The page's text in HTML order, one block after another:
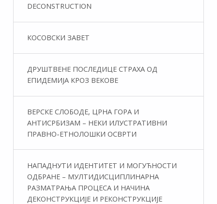
DECONSTRUCTION
КОСОВСКИ ЗАВЕТ
ДРУШТВЕНЕ ПОСЛЕДИЦЕ СТРАХА ОД
ЕПИДЕМИЈА КРОЗ ВЕКОВЕ
ВЕРСКЕ СЛОБОДЕ, ЦРНА ГОРА И
АНТИСРБИЗАМ – НЕКИ ИЛУСТРАТИВНИ
ПРАВНО-ЕТНОЛОШКИ ОСВРТИ
НАПАДНУТИ ИДЕНТИТЕТ И МОГУЋНОСТИ
ОДБРАНЕ – МУЛТИДИСЦИПЛИНАРНА
РАЗМАТРАЊА ПРОЦЕСА И НАЧИНА
ДЕКОНСТРУКЦИЈЕ И РЕКОНСТРУКЦИЈЕ